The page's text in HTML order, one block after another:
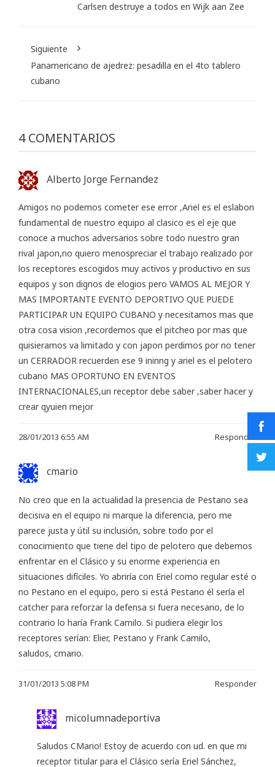
Carlsen destruye a todos en Wijk aan Zee
Siguiente
Panamericano de ajedrez: pesadilla en el 4to tablero
cubano
4 COMENTARIOS
Alberto Jorge Fernandez
Amigos no podemos cometer ese error ,Ariel es el eslabon
fundamental de nuestro equipo al clasico es el eje que
conoce a muchos adversarios sobre todo nuestro gran
rival japon,no quiero menospreciar el trabajo realizado por
los receptores escogidos muy activos y productivo en sus
equipos y son dignos de elogios pero VAMOS AL MEJOR Y
MAS IMPORTANTE EVENTO DEPORTIVO QUE PUEDE
PARTICIPAR UN EQUIPO CUBANO y necesitamos mas que
otra cosa vision ,recordemos que el pitcheo por mas que
quisieramos va limitado y con japon perdimos por no tener
un CERRADOR recuerden ese 9 ininng y ariel es el pelotero
cubano MAS OPORTUNO EN EVENTOS
INTERNACIONALES,un receptor debe saber ,saber hacer y
crear qyuien mejor
28/01/2013 6:55 AM Responder
cmario
No creo que en la actualidad la presencia de Pestano sea
decisiva en el equipo ni marque la diferencia, pero me
parece justa y útil su inclusión, sobre todo por el
conocimiento que tiene del tipo de pelotero que debemos
enfrentar en el Clásico y su enorme experiencia en
situaciones difíciles. Yo abriría con Eriel como regular esté o
no Pestano en el equipo, pero si está Pestano él sería el
catcher para reforzar la defensa si fuera necesario, de lo
contrario lo haría Frank Camilo. Si pudiera elegir los
receptores serían: Elier, Pestano y Frank Camilo,
saludos, cmario.
31/01/2013 5:08 PM Responder
micolumnadeportiva
Saludos CMario! Estoy de acuerdo con ud. en que mi
receptor titular para el Clásico sería Eriel Sánchez,